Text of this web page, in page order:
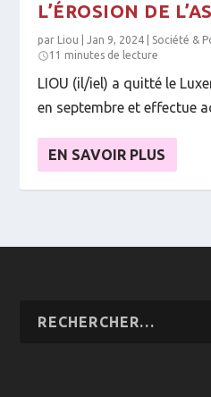
L’ÉROSION DE
par Liou |Jan 9, 2024 Société &
11 minutes de lecture
LIOU (il/iel) a quitté le
en septembre et effectue
EN SAVOIR PLUS